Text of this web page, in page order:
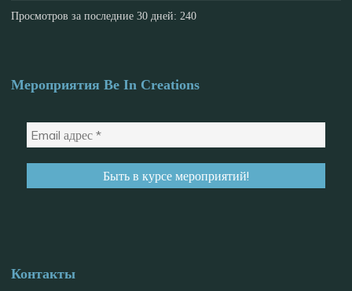
Просмотров за последние 30 дней: 240
Мероприятия Be In Creations
Контакты